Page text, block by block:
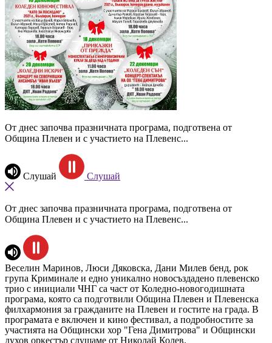
От днес започва празничната програма, подготвена от
Община Плевен и с участието на Плевенс...
Слушай Слушай
От днес започва празничната програма, подготвена от
Община Плевен и с участието на Плевенс...
Веселин Маринов, Люси Дяковска, Дани Милев бенд, рок
група Криминале и едно уникално новосъздадено плевенско
трио с инициали ЧНГ са част от Коледно-новогодишната
програма, която са подготвили Община Плевен и Плевенска
филхармония за гражданите на Плевен и гостите на града. В
програмата е включен и кино фестивал, а подробностите за
участията на Общински хор "Гена Димитрова" и Общински
духов оркестър слушаме от Николай Колев.